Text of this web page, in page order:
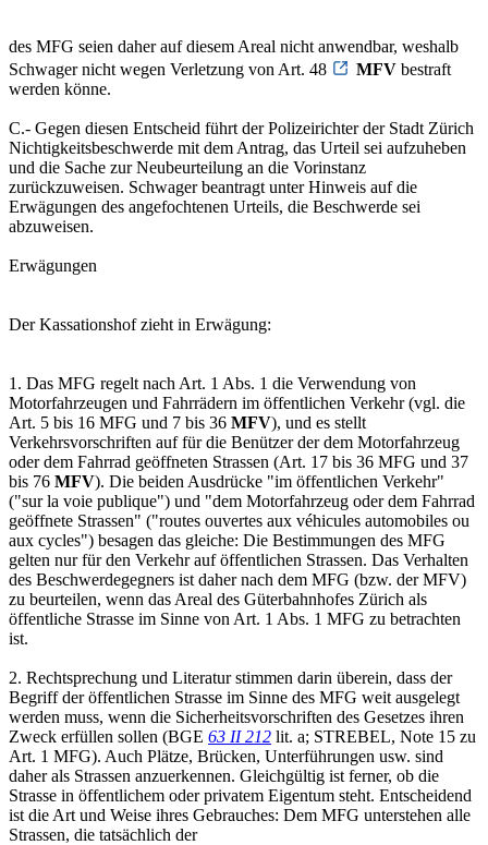
des MFG seien daher auf diesem Areal nicht anwendbar, weshalb
Schwager nicht wegen Verletzung von Art. 48
MFV bestraft
werden könne.
C.- Gegen diesen Entscheid führt der Polizeirichter der Stadt Zürich
Nichtigkeitsbeschwerde mit dem Antrag, das Urteil sei aufzuheben
und die Sache zur Neubeurteilung an die Vorinstanz
zurückzuweisen. Schwager beantragt unter Hinweis auf die
Erwägungen des angefochtenen Urteils, die Beschwerde sei
abzuweisen.
Erwägungen
Der Kassationshof zieht in Erwägung:
1. Das MFG regelt nach Art. 1 Abs. 1 die Verwendung von
Motorfahrzeugen und Fahrrädern im öffentlichen Verkehr (vgl. die
Art. 5 bis 16 MFG und 7 bis 36 MFV), und es stellt
Verkehrsvorschriften auf für die Benützer der dem Motorfahrzeug
oder dem Fahrrad geöffneten Strassen (Art. 17 bis 36 MFG und 37
bis 76 MFV). Die beiden Ausdrücke "im öffentlichen Verkehr"
("sur la voie publique") und "dem Motorfahrzeug oder dem Fahrrad
geöffnete Strassen" ("routes ouvertes aux véhicules automobiles ou
aux cycles") besagen das gleiche: Die Bestimmungen des MFG
gelten nur für den Verkehr auf öffentlichen Strassen. Das Verhalten
des Beschwerdegegners ist daher nach dem MFG (bzw. der MFV)
zu beurteilen, wenn das Areal des Güterbahnhofes Zürich als
öffentliche Strasse im Sinne von Art. 1 Abs. 1 MFG zu betrachten
ist.
2. Rechtsprechung und Literatur stimmen darin überein, dass der
Begriff der öffentlichen Strasse im Sinne des MFG weit ausgelegt
werden muss, wenn die Sicherheitsvorschriften des Gesetzes ihren
Zweck erfüllen sollen (BGE 63 II 212 lit. a; STREBEL, Note 15 zu
Art. 1 MFG). Auch Plätze, Brücken, Unterführungen usw. sind
daher als Strassen anzuerkennen. Gleichgültig ist ferner, ob die
Strasse in öffentlichem oder privatem Eigentum steht. Entscheidend
ist die Art und Weise ihres Gebrauches: Dem MFG unterstehen alle
Strassen, die tatsächlich der